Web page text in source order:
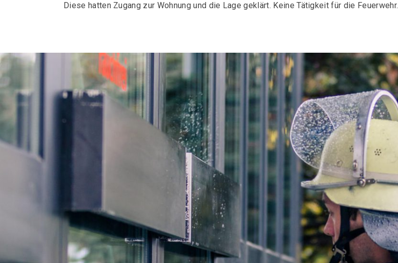
Diese hatten Zugang zur Wohnung und die Lage geklärt. Keine Tätigkeit für die Feuerwehr.